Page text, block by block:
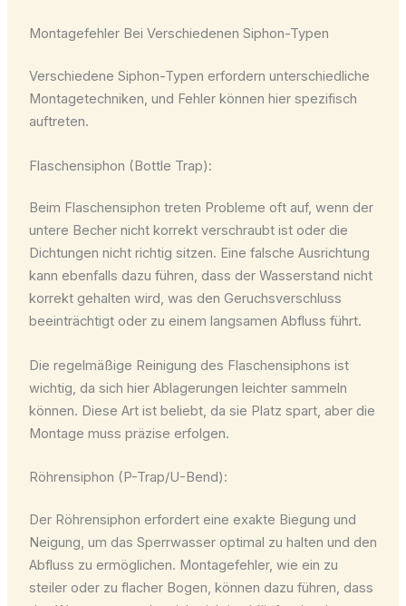
Montagefehler Bei Verschiedenen Siphon-Typen
Verschiedene Siphon-Typen erfordern unterschiedliche
Montagetechniken, und Fehler können hier spezifisch
auftreten.
Flaschensiphon (Bottle Trap):
Beim Flaschensiphon treten Probleme oft auf, wenn der
untere Becher nicht korrekt verschraubt ist oder die
Dichtungen nicht richtig sitzen. Eine falsche Ausrichtung
kann ebenfalls dazu führen, dass der Wasserstand nicht
korrekt gehalten wird, was den Geruchsverschluss
beeinträchtigt oder zu einem langsamen Abfluss führt.
Die regelmäßige Reinigung des Flaschensiphons ist
wichtig, da sich hier Ablagerungen leichter sammeln
können. Diese Art ist beliebt, da sie Platz spart, aber die
Montage muss präzise erfolgen.
Röhrensiphon (P-Trap/U-Bend):
Der Röhrensiphon erfordert eine exakte Biegung und
Neigung, um das Sperrwasser optimal zu halten und den
Abfluss zu ermöglichen. Montagefehler, wie ein zu
steiler oder zu flacher Bogen, können dazu führen, dass